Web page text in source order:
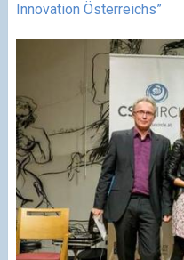
Innovation Österreichs”